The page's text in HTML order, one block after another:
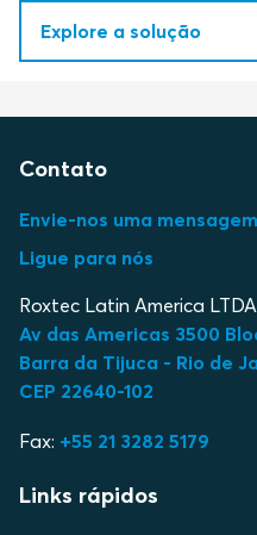
Explore a solução
Contato
Envie-nos uma mensagem
Ligue para nós
Roxtec Latin America LTDA
Av das Americas 3500
Barra da Tijuca - Rio de
CEP 22640-102
Fax: +55 21 3282 5179
Links rápidos